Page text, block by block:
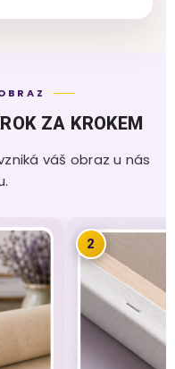
ZA KROKEM
váš obraz u nás
2